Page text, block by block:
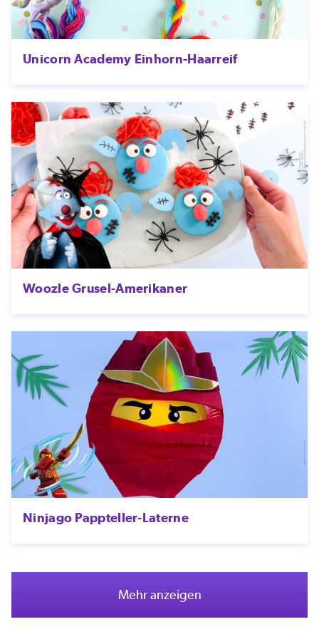
Unicorn Academy Einhorn-Haarreif
Woozle Grusel-Amerikaner
Ninjago Pappteller-Laterne
Mehr anzeigen